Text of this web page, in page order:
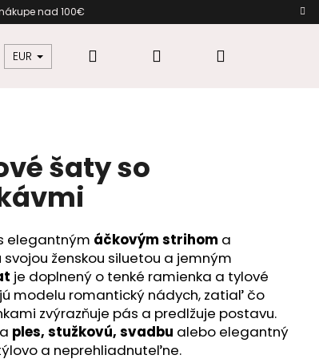
pri nákupe nad 100€
Šaty pre moletky Dámska móda
EUR Hľadať Prihlásenie
šaty so
elegantným áčkovým strihom a
svojou ženskou siluetou a jemným
je doplnený o tenké ramienka a tylové
modelu romantický nádych, zatiaľ čo
zvýrazňuje pás a predlžuje postavu.
ples, stužkovú, svadbu alebo elegantný
a neprehliadnuteľne.